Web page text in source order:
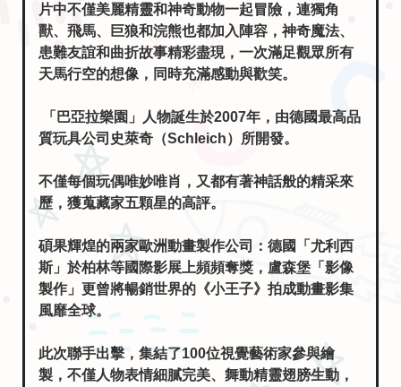
片中不僅美麗精靈和神奇動物一起冒險，連獨角
獸、飛馬、巨狼和浣熊也都加入陣容，神奇魔法、
患難友誼和曲折故事精彩盡現，一次滿足觀眾所有
天馬行空的想像，同時充滿感動與歡笑。
「巴亞拉樂園」人物誕生於2007年，由德國最高品
質玩具公司史萊奇（Schleich）所開發。
不僅每個玩偶唯妙唯肖，又都有著神話般的精采來
歷，獲蒐藏家五顆星的高評。
碩果輝煌的兩家歐洲動畫製作公司：德國「尤利西
斯」於柏林等國際影展上頻頻奪獎，盧森堡「影像
製作」更曾將暢銷世界的《小王子》拍成動畫影集
風靡全球。
此次聯手出擊，集結了100位視覺藝術家參與繪
製，不僅人物表情細膩完美、舞動精靈翅膀生動，